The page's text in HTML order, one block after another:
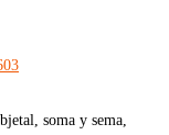
soma y sema,